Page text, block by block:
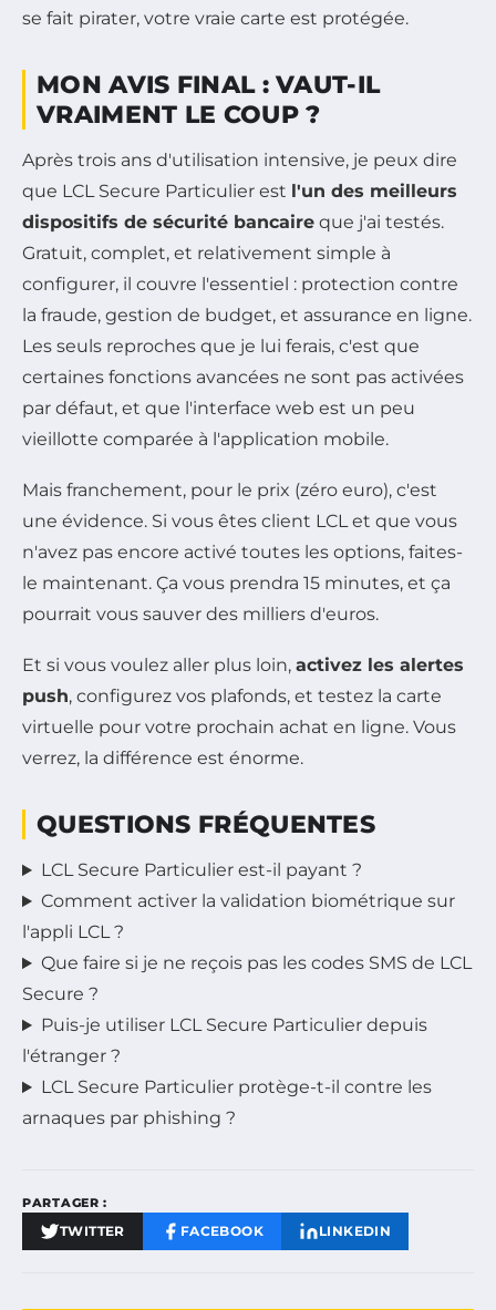
se fait pirater, votre vraie carte est protégée.
MON AVIS FINAL : VAUT-IL
VRAIMENT LE COUP ?
Après trois ans d'utilisation intensive, je peux dire
que LCL Secure Particulier est l'un des meilleurs
dispositifs de sécurité bancaire que j'ai testés.
Gratuit, complet, et relativement simple à
configurer, il couvre l'essentiel : protection contre
la fraude, gestion de budget, et assurance en ligne.
Les seuls reproches que je lui ferais, c'est que
certaines fonctions avancées ne sont pas activées
par défaut, et que l'interface web est un peu
vieillotte comparée à l'application mobile.
Mais franchement, pour le prix (zéro euro), c'est
une évidence. Si vous êtes client LCL et que vous
n'avez pas encore activé toutes les options, faites-
le maintenant. Ça vous prendra 15 minutes, et ça
pourrait vous sauver des milliers d'euros.
Et si vous voulez aller plus loin, activez les alertes
push, configurez vos plafonds, et testez la carte
virtuelle pour votre prochain achat en ligne. Vous
verrez, la différence est énorme.
QUESTIONS FRÉQUENTES
LCL Secure Particulier est-il payant ?
Comment activer la validation biométrique sur
l'appli LCL ?
Que faire si je ne reçois pas les codes SMS de LCL
Secure ?
Puis-je utiliser LCL Secure Particulier depuis
l'étranger ?
LCL Secure Particulier protège-t-il contre les
arnaques par phishing ?
PARTAGER :
TWITTER FACEBOOK LINKEDIN